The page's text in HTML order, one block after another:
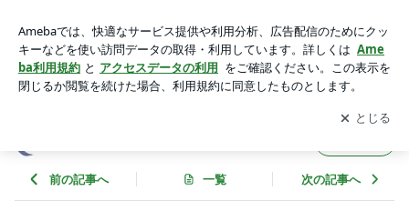
アプリをダウンロードして ブログの更新通知
を受け取りまし
ょう。
開く
前の記事へ 一覧 次の記事へ